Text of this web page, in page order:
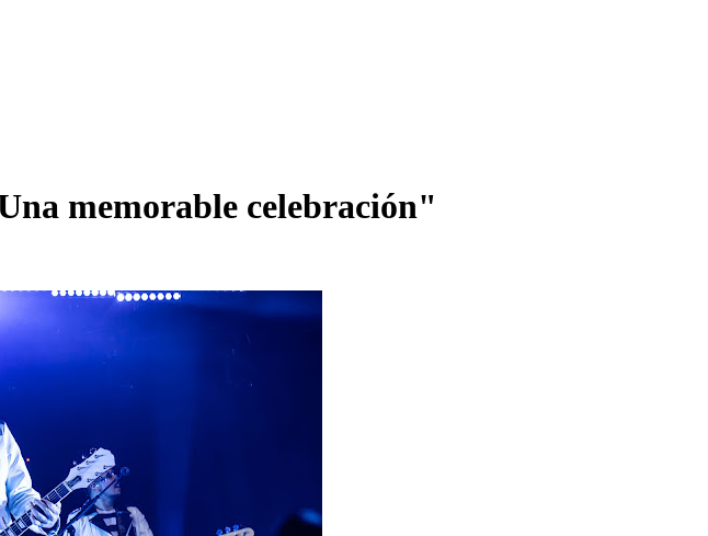
memorable celebración"